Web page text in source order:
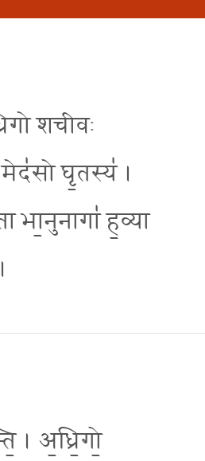
शचीवः
घृ॒तस्य॑ ।
भा॒नुनागा॑ ह॒व्या
। अ॒ध्रि॒गो॒